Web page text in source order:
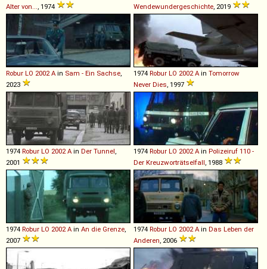
Alter von...
, 1974
Wendewundergeschichte , 2019
Robur LO 2002 A in Sam - Ein Sachse
2023
1974 Robur LO 2002 A in Tomorrow
Never Dies , 1997
1974 Robur LO 2002 A in Der Tunnel
2001
1974 Robur LO 2002 A in Polizeiruf 110 -
Der Kreuzworträtselfall , 1988
1974 Robur LO 2002 A in An die Grenze
2007
1974 Robur LO 2002 A in Das Leben der
Anderen , 2006